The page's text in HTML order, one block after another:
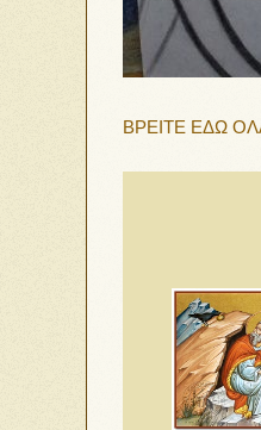
ΒΡΕΙΤΕ ΕΔΩ